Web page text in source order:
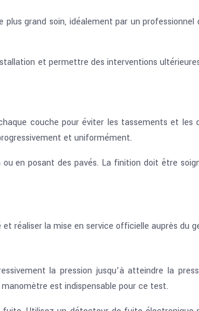
grand soin, idéalement par un
et permettre des interventions
couche pour éviter les tassements et les
et uniformément.
en posant des pavés. La finition doit être
réaliser la mise en service officielle auprès du
la pression jusqu’à atteindre la
est indispensable pour ce test.